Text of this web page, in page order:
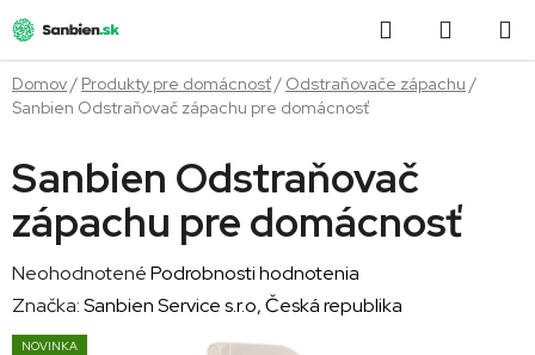
na
obsah
Hľadať
KOŠÍK
Domov/ Produkty pre domácnosť/ Odstraňovače zápachu /
Sanbien Odstraňovač zápachu pre domácnosť
Sanbien Odstraňovač
zápachu pre domácnosť
Priemerné
hodnotenie
produktu
NeohodnotenéPodrobnosti hodnotenia
Značka:Sanbien Service s.r.o, Česká republika
NOVINKA